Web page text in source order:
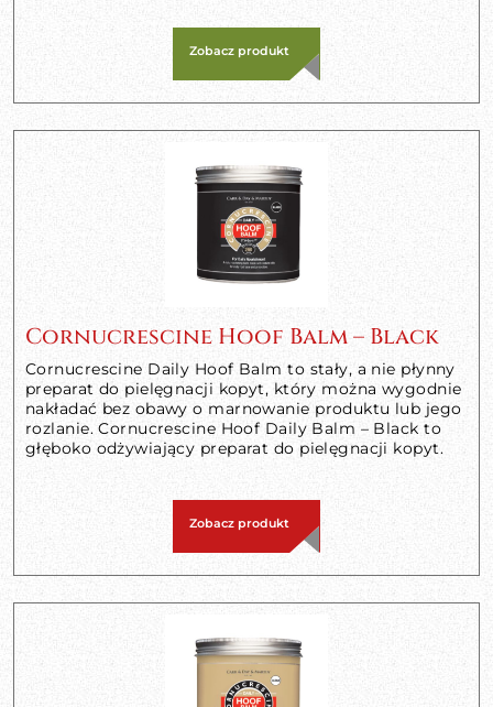
Zobacz produkt
Cornucrescine Hoof Balm – Black
Cornucrescine Daily Hoof Balm to stały, a nie płynny
preparat do pielęgnacji kopyt, który można wygodnie
nakładać bez obawy o marnowanie produktu lub jego
rozlanie. Cornucrescine Hoof Daily Balm – Black to
głęboko odżywiający preparat do pielęgnacji kopyt.
Zobacz produkt